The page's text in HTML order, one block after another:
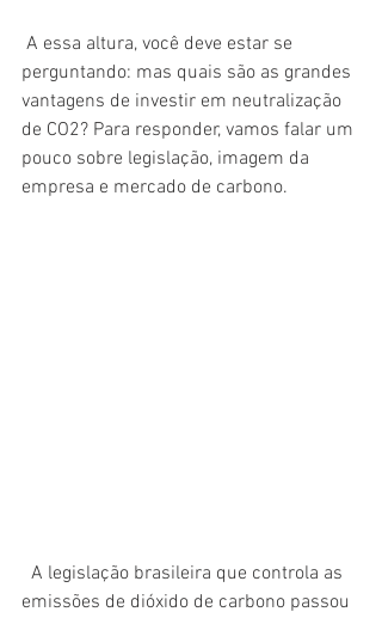
perguntando: mas quais são as grandes
vantagens de investir em neutralização
de CO2? Para responder, vamos falar um
pouco sobre legislação, imagem da
empresa e mercado de carbono.
emissões de dióxido de carbono passou